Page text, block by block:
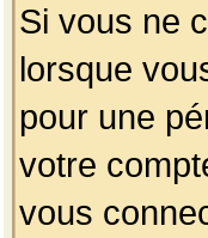
Si vous ne
lorsque
pour une
votre
vous